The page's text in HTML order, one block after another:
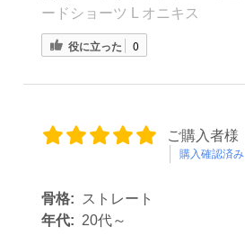
ードショーツ L オニキス
役に立った 0
ご購入者様
購入確認済み
骨格:
ストレート
年代: 20代～